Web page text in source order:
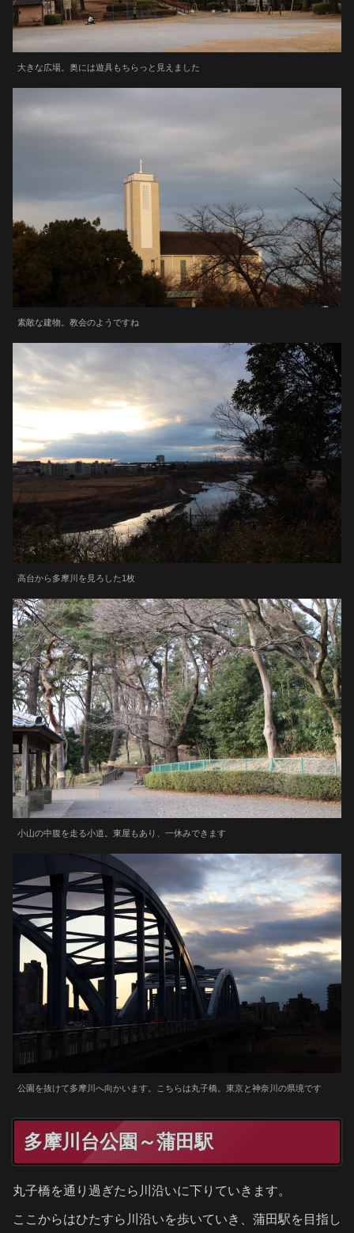
大きな広場。奥には遊具もちらっと見えました
素敵な建物。教会のようですね
高台から多摩川を見ろした1枚
小山の中腹を走る小道。東屋もあり、一休みできます
公園を抜けて多摩川へ向かいます。こちらは丸子橋。東京と神奈川の県境です
多摩川台公園～蒲田駅
丸子橋を通り過ぎたら川沿いに下りていきます。
ここからはひたすら川沿いを歩いていき、蒲田駅を目指し